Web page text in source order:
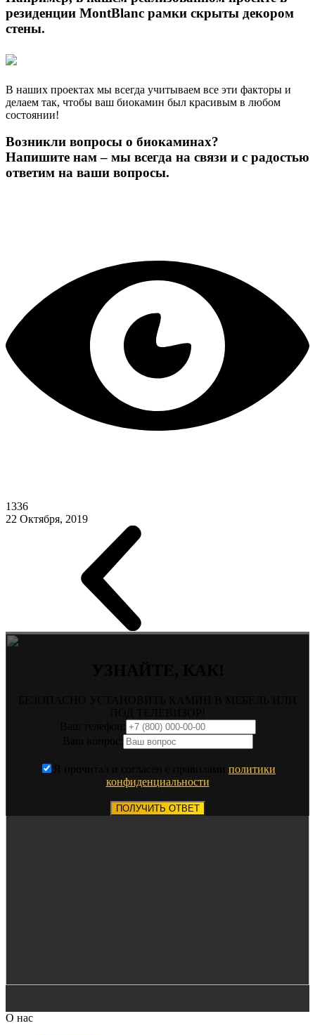
резиденции MontBlanc рамки скрыты декором
стены.
В наших проектах мы всегда учитываем все эти факторы и
делаем так, чтобы ваш биокамин был красивым в любом
состоянии!
Возникли вопросы о биокаминах?
Напишите нам – мы всегда на связи и с радостью
ответим на ваши вопросы.
1336
22 Октября, 2019
политики
конфиденциальности
ПОЛУЧИТЬ ОТВЕТ
О нас